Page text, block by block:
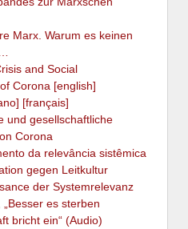
Marx. Warum es keinen
and Social
Corona [english]
[français]
und gesellschaftliche
Corona
da relevância sistêmica
gegen Leitkultur
der Systemrelevanz
„Besser es sterben
bricht ein“ (Audio)